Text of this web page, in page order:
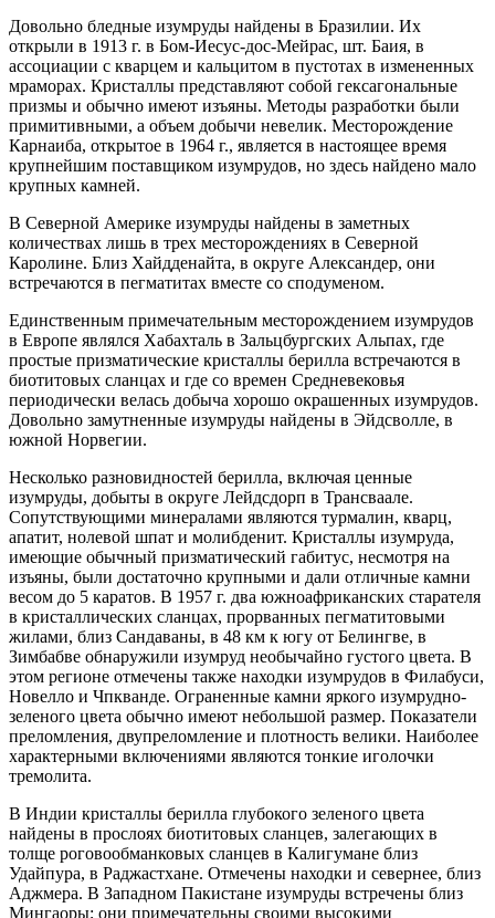
Довольно бледные изумруды найдены в Бразилии. Их
открыли в 1913 г. в Бом-Иесус-дос-Мейрас, шт. Баия, в
ассоциации с кварцем и кальцитом в пустотах в измененных
мраморах. Кристаллы представляют собой гексагональные
призмы и обычно имеют изъяны. Методы разработки были
примитивными, а объем добычи невелик. Месторождение
Карнаиба, открытое в 1964 г., является в настоящее время
крупнейшим поставщиком изумрудов, но здесь найдено мало
крупных камней.
В Северной Америке изумруды найдены в заметных
количествах лишь в трех месторождениях в Северной
Каролине. Близ Хайдденайта, в округе Александер, они
встречаются в пегматитах вместе со сподуменом.
Единственным примечательным месторождением изумрудов
в Европе являлся Хабахталь в Зальцбургских Альпах, где
простые призматические кристаллы берилла встречаются в
биотитовых сланцах и где со времен Средневековья
периодически велась добыча хорошо окрашенных изумрудов.
Довольно замутненные изумруды найдены в Эйдсволле, в
южной Норвегии.
Несколько разновидностей берилла, включая ценные
изумруды, добыты в округе Лейдсдорп в Трансваале.
Сопутствующими минералами являются турмалин, кварц,
апатит, нолевой шпат и молибденит. Кристаллы изумруда,
имеющие обычный призматический габитус, несмотря на
изъяны, были достаточно крупными и дали отличные камни
весом до 5 каратов. В 1957 г. два южноафриканских старателя
в кристаллических сланцах, прорванных пегматитовыми
жилами, близ Сандаваны, в 48 км к югу от Белингве, в
Зимбабве обнаружили изумруд необычайно густого цвета. В
этом регионе отмечены также находки изумрудов в Филабуси,
Новелло и Чпкванде. Ограненные камни яркого изумрудно-
зеленого цвета обычно имеют небольшой размер. Показатели
преломления, двупреломление и плотность велики. Наиболее
характерными включениями являются тонкие иголочки
тремолита.
В Индии кристаллы берилла глубокого зеленого цвета
найдены в прослоях биотитовых сланцев, залегающих в
толще роговообманковых сланцев в Калигумане близ
Удайпура, в Раджастхане. Отмечены находки и севернее, близ
Аджмера. В Западном Пакистане изумруды встречены близ
Мингаоры; они примечательны своими высокими